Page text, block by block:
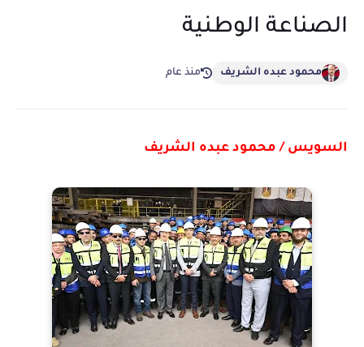
الصناعة الوطنية
محمود عبده الشريف منذ عام
السويس / محمود عبده الشريف